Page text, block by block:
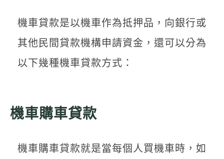
機車貸款是以機車作為抵押品，向銀行或
其他民間貸款機構申請資金，還可以分為
以下幾種機車貸款方式：
機車購車貸款
機車購車貸款就是當每個人買機車時，如